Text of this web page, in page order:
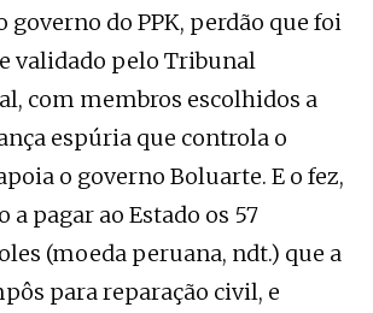
governo do PPK, perdão que foi
validado pelo Tribunal
com membros escolhidos a
espúria que controla o
o governo Boluarte. E o fez,
pagar ao Estado os 57
(moeda peruana, ndt.) que a
para reparação civil, e